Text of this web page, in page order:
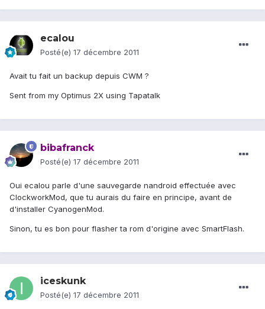
ecalou
Posté(e) 17 décembre 2011
Avait tu fait un backup depuis CWM ?
Sent from my Optimus 2X using Tapatalk
bibafranck
Posté(e) 17 décembre 2011
Oui ecalou parle d'une sauvegarde nandroid effectuée avec
ClockworkMod, que tu aurais du faire en principe, avant de
d'installer CyanogenMod.
Sinon, tu es bon pour flasher ta rom d'origine avec SmartFlash.
iceskunk
Posté(e) 17 décembre 2011